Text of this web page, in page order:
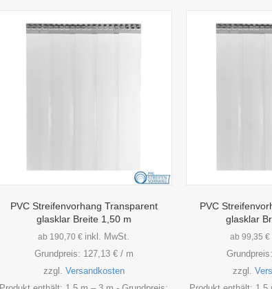
PVC Streifenvorhang Transparent
glasklar Breite 1,50 m
ab 190,70€ inkl. MwSt.
Grundpreis: 127,13 €/ m
zzgl. Versandkosten
PVC
glasklar
ab99,35€
Grundpreis:
zzgl.